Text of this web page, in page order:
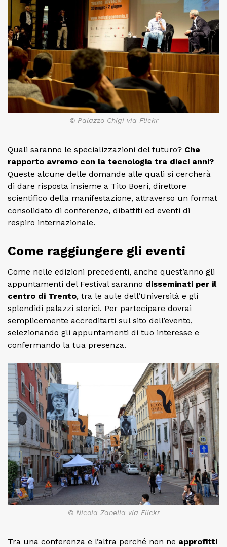
© Palazzo Chigi via Flickr
Quali saranno le specializzazioni del futuro? Che
rapporto avremo con la tecnologia tra dieci anni?
Queste alcune delle domande alle quali si cercherà
di dare risposta insieme a Tito Boeri, direttore
scientifico della manifestazione, attraverso un format
consolidato di conferenze, dibattiti ed eventi di
respiro internazionale.
Come raggiungere gli eventi
Come nelle edizioni precedenti, anche quest’anno gli
appuntamenti del Festival saranno disseminati per il
centro di Trento, tra le aule dell’Università e gli
splendidi palazzi storici. Per partecipare dovrai
semplicemente accreditarti sul sito dell’evento,
selezionando gli appuntamenti di tuo interesse e
confermando la tua presenza.
© Nicola Zanella via Flickr
Tra una conferenza e l’altra perché non ne approfitti